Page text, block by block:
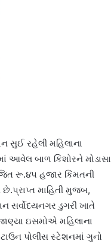
સુઈ રહેલી મહિલાના
આવેલ બાળ કિશોરને મોડાસા
રૂ.૪૫ હજાર કિંમતની
છે.પ્રાપ્ત માહિતી મુજબ,
સર્વોદયનગર ડુગરી ખાતે
ઇસમોએ મહિલાના
ટાઉન પોલીસ સ્ટેશનમાં ગુનો